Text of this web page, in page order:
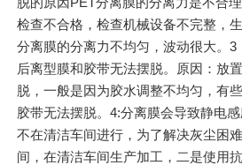
检查不合格，检查机械设备不完整，
分离膜的分离力不均匀，波动很大。3
后离型膜和胶带无法摆脱。原因：放
脱，一般是因为胶水调整不均匀，有
胶带无法摆脱。4:分离膜会导致静电
不在清洁车间进行，为了解决灰尘困
间，在清洁车间生产加工，二是使用